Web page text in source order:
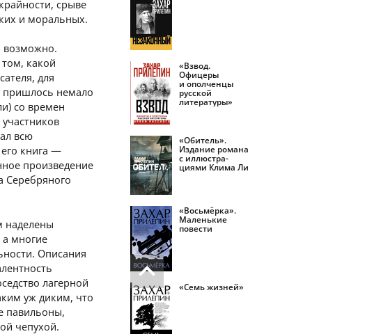
срыве
и моральных.
возможно.
том, какой
для
пришлось немало
со времен
всю
книга —
произведение
Серебряного
наделены
многие
Описания
лагерной
уж диким, что
павильоны,
чепухой.
«Взвод.
Офицеры
и ополченцы
русской
литературы»
«Обитель».
Издание романа
с иллюстра­
циями Клима Ли
«Восьмёрка».
Маленькие
повести
«Семь жизней»